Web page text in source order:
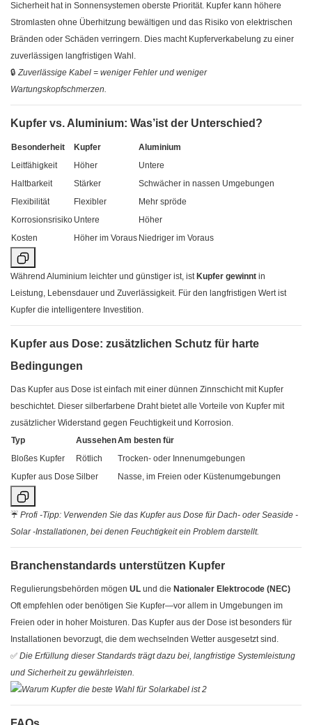
Sicherheit hat in Sonnensystemen oberste Priorität. Kupfer kann höhere
Stromlasten ohne Überhitzung bewältigen und das Risiko von elektrischen
Bränden oder Schäden verringern. Dies macht Kupferverkabelung zu einer
zuverlässigen langfristigen Wahl.
🔒Zuverlässige Kabel = weniger Fehler und weniger
Wartungskopfschmerzen.
Kupfer vs. Aluminium: Was’ist der Unterschied?
Besonderheit Kupfer
Aluminium
Leitfähigkeit
Höher
Untere
Haltbarkeit
Stärker
Schwächer in nassen Umgebungen
Flexibilität
Flexibler
Mehr spröde
Korrosionsrisiko Untere
Höher
Kosten
Höher im Voraus Niedriger im Voraus
Während Aluminium leichter und günstiger ist, ist Kupfer gewinnt in
Leistung, Lebensdauer und Zuverlässigkeit. Für den langfristigen Wert ist
Kupfer die intelligentere Investition.
Kupfer aus Dose: zusätzlichen Schutz für harte
Bedingungen
Das Kupfer aus Dose ist einfach mit einer dünnen Zinnschicht mit Kupfer
beschichtet. Dieser silberfarbene Draht bietet alle Vorteile von Kupfer mit
zusätzlicher Widerstand gegen Feuchtigkeit und Korrosion.
Typ
AussehenAm besten für
Bloßes Kupfer
Rötlich
Trocken- oder Innenumgebungen
Kupfer aus Dose Silber Nasse, im Freien oder Küstenumgebungen
☔ Profi -Tipp: Verwenden Sie das Kupfer aus Dose für Dach- oder Seaside -
Solar -Installationen, bei denen Feuchtigkeit ein Problem darstellt.
Branchenstandards unterstützen Kupfer
Regulierungsbehörden mögen UL und die Nationaler Elektrocode (NEC)
Oft empfehlen oder benötigen Sie Kupfer—vor allem in Umgebungen im
Freien oder in hoher Moisturen. Das Kupfer aus der Dose ist besonders für
Installationen bevorzugt, die dem wechselnden Wetter ausgesetzt sind.
✅ Die Erfüllung dieser Standards trägt dazu bei, langfristige Systemleistung
und Sicherheit zu gewährleisten.